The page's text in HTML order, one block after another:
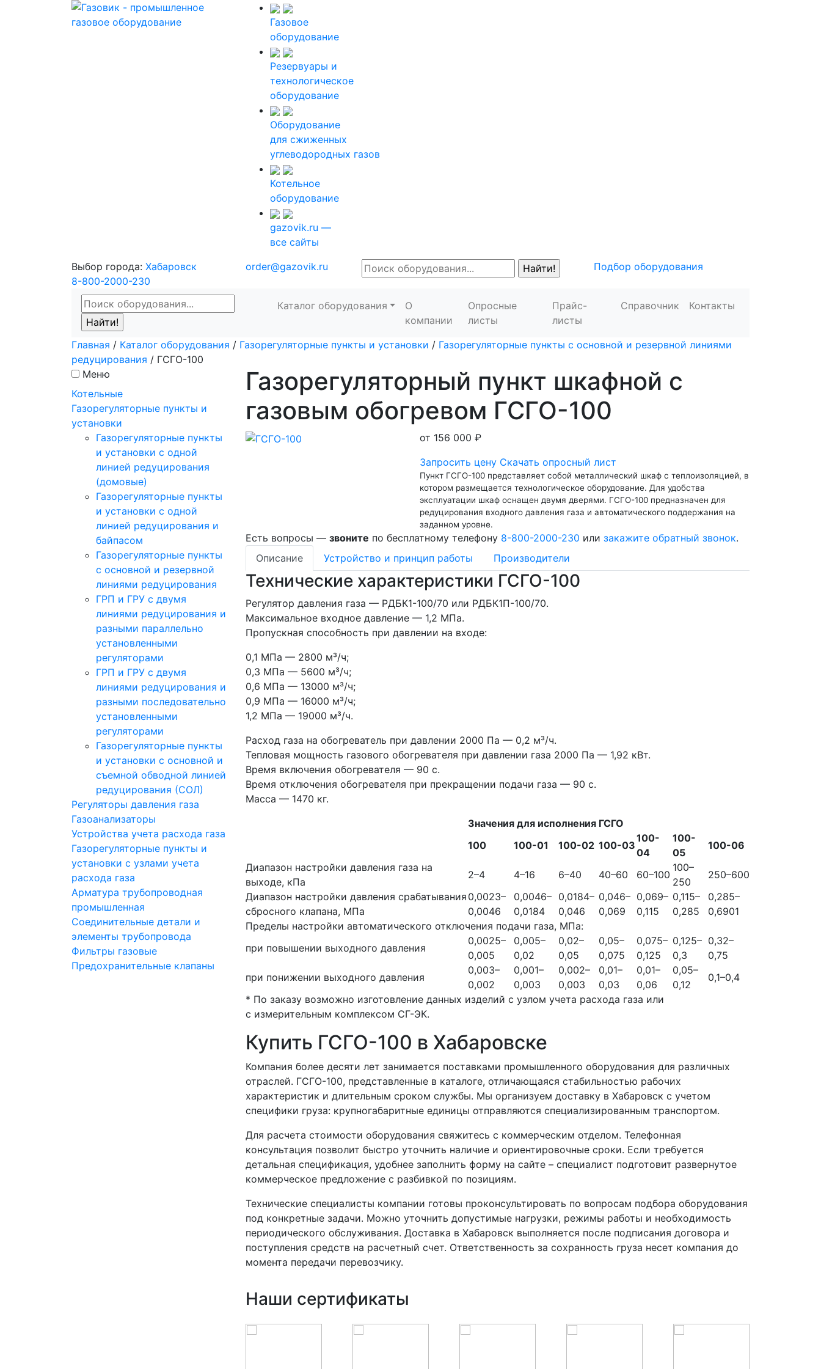
Газовое
оборудование
Резервуары и
технологическое
оборудование
Оборудование
для сжиженных
углеводородных газов
Котельное
оборудование
gazovik.ru —
все сайты
Выбор города: Хабаровск
8-800-2000-230
order@gazovik.ru Подбор оборудования
Каталог оборудования
О
компании
Опросные
листы
Прайс-
листы
Справочник Контакты
Главная / Каталог оборудования / Газорегуляторные пункты и установки / Газорегуляторные пункты с основной и резервной линиями
редуцирования / ГСГО-100
Меню
Котельные
Газорегуляторные пункты и
установки
Газорегуляторные пункты
и установки с одной
линией редуцирования
(домовые)
Газорегуляторные пункты
и установки с одной
линией редуцирования и
байпасом
Газорегуляторные пункты
с основной и резервной
линиями редуцирования
ГРП и ГРУ с двумя
линиями редуцирования и
разными параллельно
установленными
регуляторами
ГРП и ГРУ с двумя
линиями редуцирования и
разными последовательно
установленными
регуляторами
Газорегуляторные пункты
и установки с основной и
съемной обводной линией
редуцирования (СОЛ)
Регуляторы давления газа
Газоанализаторы
Устройства учета расхода газа
Газорегуляторные пункты и
установки с узлами учета
расхода газа
Арматура трубопроводная
промышленная
Соединительные детали и
элементы трубопровода
Фильтры газовые
Предохранительные клапаны
Газорегуляторный пункт шкафной с
газовым обогревом ГСГО-100
от 156 000 ₽
Запросить цену Скачать опросный лист
Пункт ГСГО-100 представляет собой металлический шкаф с теплоизоляцией, в
котором размещается технологическое оборудование. Для удобства
эксплуатации шкаф оснащен двумя дверями. ГСГО-100 предназначен для
редуцирования входного давления газа и автоматического поддержания на
заданном уровне.
Есть вопросы — звоните по бесплатному телефону 8-800-2000-230 или закажите обратный звонок.
Описание
Устройство и принцип работы Производители
Технические характеристики ГСГО-100
Регулятор давления газа — РДБК1-100/70 или РДБК1П-100/70.
Максимальное входное давление — 1,2 МПа.
Пропускная способность при давлении на входе:
0,1 МПа — 2800 м³/ч;
0,3 МПа — 5600 м³/ч;
0,6 МПа — 13000 м³/ч;
0,9 МПа — 16000 м³/ч;
1,2 МПа — 19000 м³/ч.
Расход газа на обогреватель при давлении 2000 Па — 0,2 м³/ч.
Тепловая мощность газового обогревателя при давлении газа 2000 Па — 1,92 кВт.
Время включения обогревателя — 90 с.
Время отключения обогревателя при прекращении подачи газа — 90 с.
Масса — 1470 кг.
Значения для исполнения ГСГО
100
100-01 100-02 100-03
100-
04
100-
05
100-06
Диапазон настройки давления газа на
выходе, кПа
2–4 4–16 6–40 40–60 60–100
100–
250
250–600
Диапазон настройки давления срабатывания
сбросного клапана, МПа
0,0023–
0,0046
0,0046–
0,0184
0,0184–
0,046
0,046–
0,069
0,069–
0,115
0,115–
0,285
0,285–
0,6901
Пределы настройки автоматического отключения подачи газа, МПа:
при повышении выходного давления
0,0025–
0,005
0,005–
0,02
0,02–
0,05
0,05–
0,075
0,075–
0,125
0,125–
0,3
0,32–
0,75
при понижении выходного давления
0,003–
0,002
0,001–
0,003
0,002–
0,003
0,01–
0,03
0,01–
0,06
0,05–
0,12
0,1–0,4
* По заказу возможно изготовление данных изделий с узлом учета расхода газа или
с измерительным комплексом СГ-ЭК.
Купить ГСГО-100 в Хабаровске
Компания более десяти лет занимается поставками промышленного оборудования для различных
отраслей. ГСГО-100, представленные в каталоге, отличающаяся стабильностью рабочих
характеристик и длительным сроком службы. Мы организуем доставку в Хабаровск с учетом
специфики груза: крупногабаритные единицы отправляются специализированным транспортом.
Для расчета стоимости оборудования свяжитесь с коммерческим отделом. Телефонная
консультация позволит быстро уточнить наличие и ориентировочные сроки. Если требуется
детальная спецификация, удобнее заполнить форму на сайте – специалист подготовит развернутое
коммерческое предложение с разбивкой по позициям.
Технические специалисты компании готовы проконсультировать по вопросам подбора оборудования
под конкретные задачи. Можно уточнить допустимые нагрузки, режимы работы и необходимость
периодического обслуживания. Доставка в Хабаровск выполняется после подписания договора и
поступления средств на расчетный счет. Ответственность за сохранность груза несет компания до
момента передачи перевозчику.
Наши сертификаты